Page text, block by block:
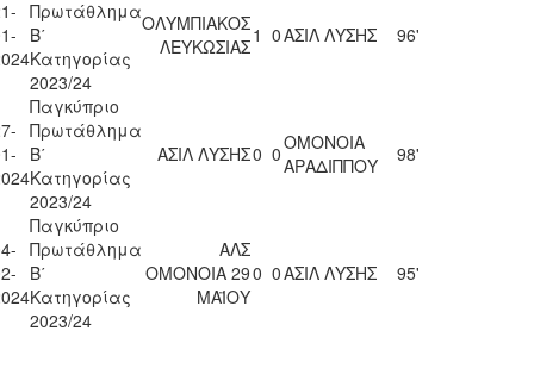
Πρωτάθλημα
Β΄
Κατηγορίας
2023/24
ΟΛΥΜΠΙΑΚΟΣ
ΛΕΥΚΩΣΙΑΣ1 0ΑΣΙΛ ΛΥΣΗΣ 96'
Παγκύπριο
Πρωτάθλημα
Β΄
Κατηγορίας
2023/24
ΑΣΙΛ ΛΥΣΗΣ0 0ΟΜΟΝΟΙΑ
ΑΡΑΔΙΠΠΟΥ
98'
Παγκύπριο
Πρωτάθλημα
Β΄
Κατηγορίας
2023/24
ΑΛΣ
ΟΜΟΝΟΙΑ 29
ΜΑΪΟΥ
0 0ΑΣΙΛ ΛΥΣΗΣ 95'